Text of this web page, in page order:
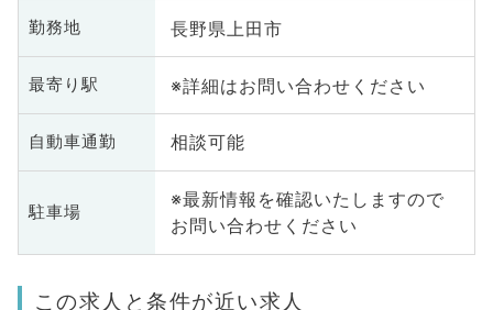
勤務地 長野県上田市
最寄り駅 ※詳細はお問い合わせください
自動車通勤 相談可能
駐車場
※最新情報を確認いたしますので
お問い合わせください
この求人と条件が近い求人